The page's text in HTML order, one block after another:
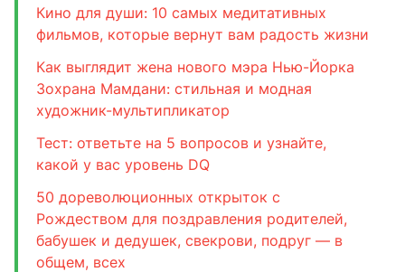
Кино для души: 10 самых медитативных
фильмов, которые вернут вам радость жизни
Как выглядит жена нового мэра Нью-Йорка
Зохрана Мамдани: стильная и модная
художник-мультипликатор
Тест: ответьте на 5 вопросов и узнайте,
какой у вас уровень DQ
50 дореволюционных открыток с
Рождеством для поздравления родителей,
бабушек и дедушек, свекрови, подруг — в
общем, всех